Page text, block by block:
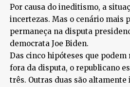
Por causa do ineditismo, a
incertezas. Mas o cenário mais
permaneça na disputa
democrata Joe Biden.
Das cinco hipóteses que
fora da disputa, o republicano
três. Outras duas são